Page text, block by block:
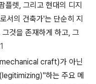
플렛, 그리고 현대의 디지
서의 건축가'는 단순히 지
것을 존재하게 하고, 그
1
craft)가 아닌
하는 주요 메